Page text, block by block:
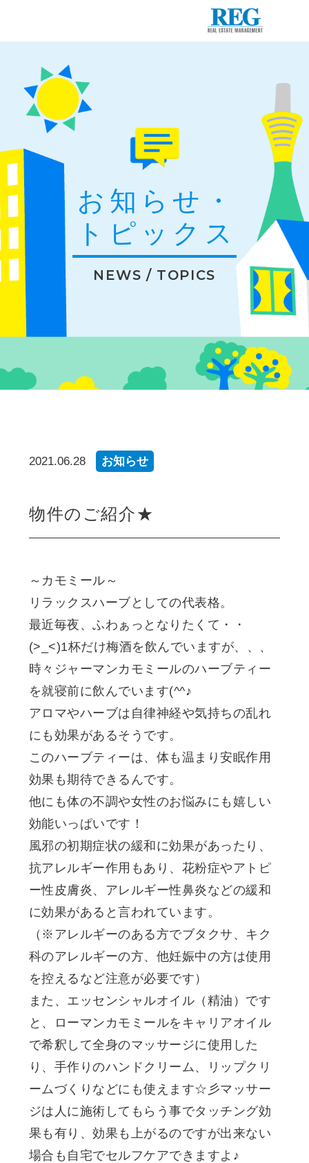
お知らせ・
トピックス
NEWS / TOPICS
2021.06.28 お知らせ
物件のご紹介★
～カモミール～
リラックスハーブとしての代表格。
最近毎夜、ふわぁっとなりたくて・・
(>_<)1杯だけ梅酒を飲んでいますが、、、
時々ジャーマンカモミールのハーブティー
を就寝前に飲んでいます(^^♪
アロマやハーブは自律神経や気持ちの乱れ
にも効果があるそうです。
このハーブティーは、体も温まり安眠作用
効果も期待できるんです。
他にも体の不調や女性のお悩みにも嬉しい
効能いっぱいです！
風邪の初期症状の緩和に効果があったり、
抗アレルギー作用もあり、花粉症やアトピ
ー性皮膚炎、アレルギー性鼻炎などの緩和
に効果があると言われています。
（※アレルギーのある方でブタクサ、キク
科のアレルギーの方、他妊娠中の方は使用
を控えるなど注意が必要です）
また、エッセンシャルオイル（精油）です
と、ローマンカモミールをキャリアオイル
で希釈して全身のマッサージに使用した
り、手作りのハンドクリーム、リップクリ
ームづくりなどにも使えます☆彡マッサー
ジは人に施術してもらう事でタッチング効
果も有り、効果も上がるのですが出来ない
場合も自宅でセルフケアできますよ♪